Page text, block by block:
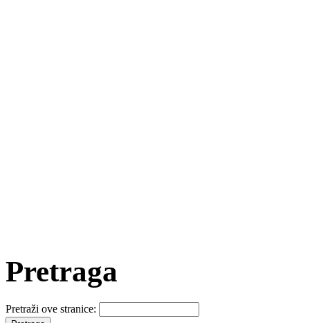
Pretraga
Pretraži ove stranice: